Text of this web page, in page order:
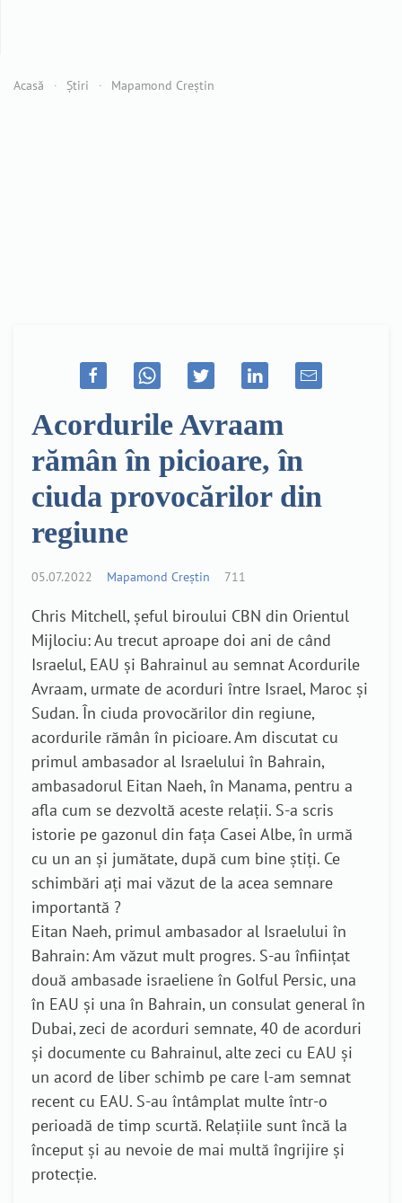
Acasă Știri Mapamond Creștin
Acordurile Avraam
rămân în picioare, în
ciuda provocărilor din
regiune
05.07.2022 Mapamond Creștin 711
Chris Mitchell, șeful biroului CBN din Orientul
Mijlociu: Au trecut aproape doi ani de când
Israelul, EAU și Bahrainul au semnat Acordurile
Avraam, urmate de acorduri între Israel, Maroc și
Sudan. În ciuda provocărilor din regiune,
acordurile rămân în picioare. Am discutat cu
primul ambasador al Israelului în Bahrain,
ambasadorul Eitan Naeh, în Manama, pentru a
afla cum se dezvoltă aceste relații. S-a scris
istorie pe gazonul din fața Casei Albe, în urmă
cu un an și jumătate, după cum bine știți. Ce
schimbări ați mai văzut de la acea semnare
importantă ?
Eitan Naeh, primul ambasador al Israelului în
Bahrain: Am văzut mult progres. S-au înființat
două ambasade israeliene în Golful Persic, una
în EAU și una în Bahrain, un consulat general în
Dubai, zeci de acorduri semnate, 40 de acorduri
și documente cu Bahrainul, alte zeci cu EAU și
un acord de liber schimb pe care l-am semnat
recent cu EAU. S-au întâmplat multe într-o
perioadă de timp scurtă. Relațiile sunt încă la
început și au nevoie de mai multă îngrijire și
protecție.